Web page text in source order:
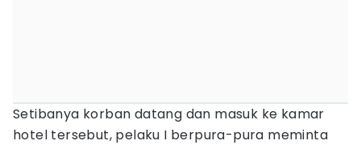
Setibanya korban datang dan masuk ke kamar
hotel tersebut, pelaku I berpura-pura meminta